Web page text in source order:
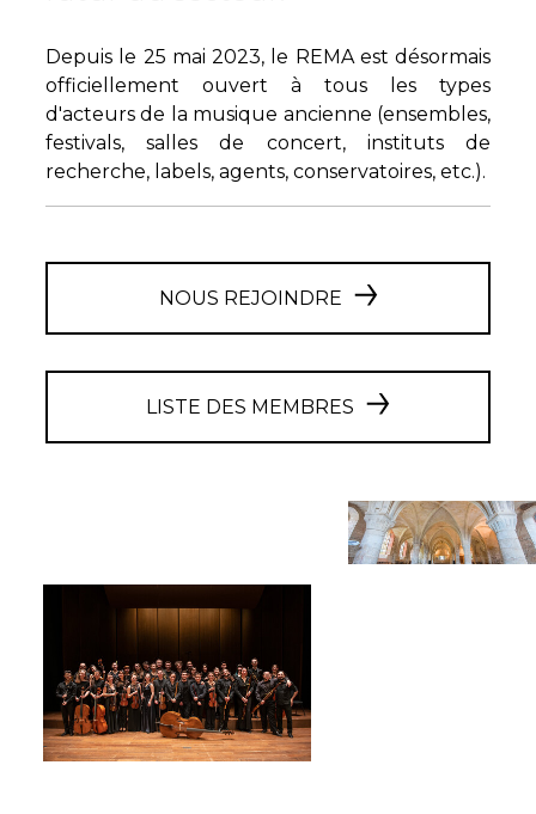
Depuis le 25 mai 2023, le REMA est désormais
officiellement ouvert à tous les types
d'acteurs de la musique ancienne (ensembles,
festivals, salles de concert, instituts de
recherche, labels, agents, conservatoires, etc.).
NOUS REJOINDRE
LISTE DES MEMBRES